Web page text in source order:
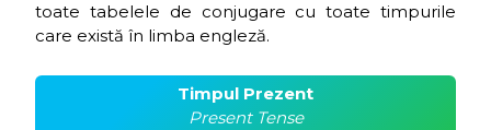
toate tabelele de conjugare cu toate timpurile
care există în limba engleză.
Timpul Prezent
Present Tense